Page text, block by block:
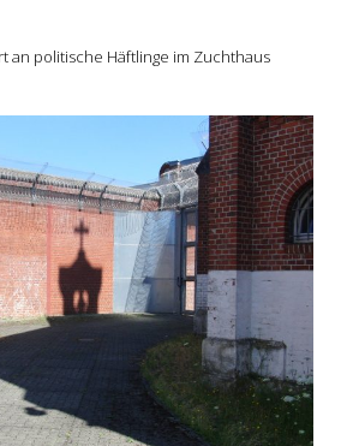
an politische Häftlinge im Zuchthaus